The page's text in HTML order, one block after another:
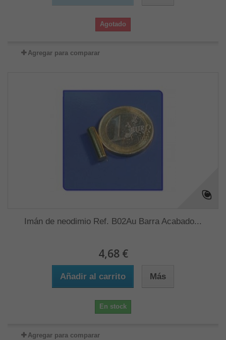
Agotado
Agregar para comparar
Imán de neodimio Ref. B02Au Barra Acabado...
4,68 €
Añadir al carrito Más
En stock
Agregar para comparar